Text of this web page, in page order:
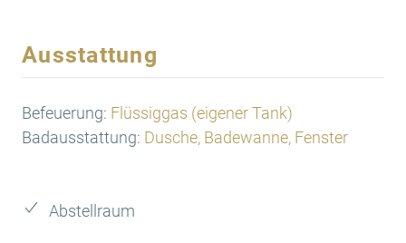
Ausstattung
Befeuerung: Flüssiggas (eigener Tank)
Badausstattung: Dusche, Badewanne, Fenster
Abstellraum